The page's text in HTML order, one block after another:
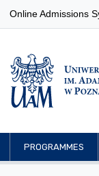
Online Admissions
PROGRAMMES